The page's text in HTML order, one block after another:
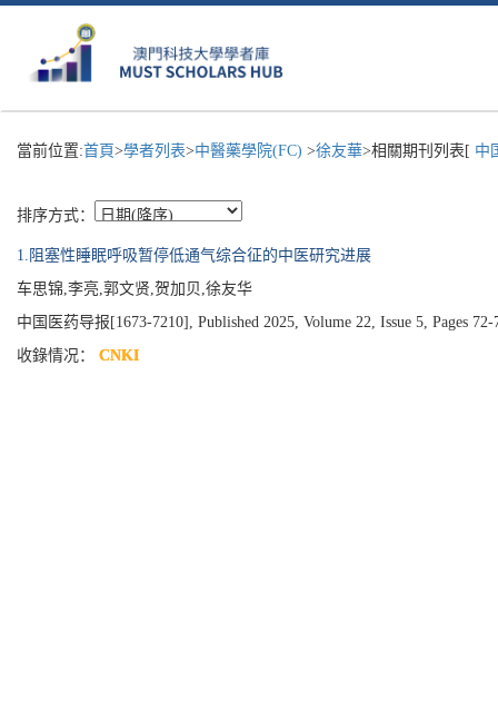
當前位置:首頁>學者列表>中醫藥學院(FC) >徐友華>相關期刊列表[ 中
排序方式：
1.阻塞性睡眠呼吸暂停低通气综合征的中医研究进展
车思锦,李亮,郭文贤,贺加贝,徐友华
中国医药导报[1673-7210], Published 2025, Volume 22, Issue 5, Pages 72-
收錄情况： CNKI